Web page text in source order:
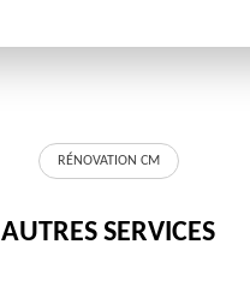
RÉNOVATION CM
AUTRES SERVICES